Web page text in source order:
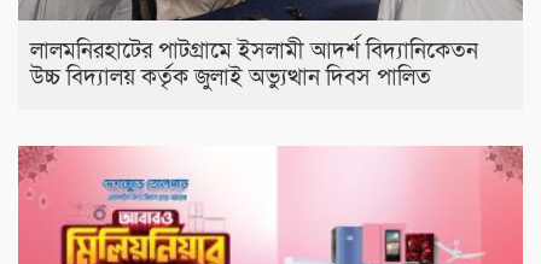
লালমনিরহাটের পাটগ্রামে ইসলামী আদর্শ বিদ্যানিকেতন
উচ্চ বিদ্যালয় কর্তৃক জুলাই অভ্যুত্থান দিবস পালিত